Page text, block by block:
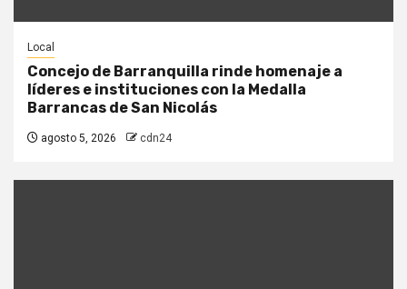
Local
Concejo de Barranquilla rinde homenaje a
líderes e instituciones con la Medalla
Barrancas de San Nicolás
agosto 5, 2026 cdn24